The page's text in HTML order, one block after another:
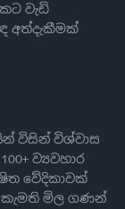
වැඩි
අත්දැකීමක්
විසින් විශ්වාස
ව්‍යවහාර
වේදිකාවක්
කැමති මිල ගණන්